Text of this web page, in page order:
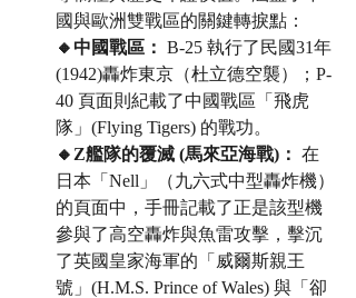
國與歐洲雙戰區的關鍵轉捩點：
🔸中國戰區： B-25 執行了民國31年
(1942)轟炸東京（杜立德空襲）；P-
40 頁面則紀載了中國戰區「飛虎
隊」(Flying Tigers) 的戰功。
🔸Z艦隊的覆滅 (馬來亞海戰)： 在
日本「Nell」（九六式中型轟炸機）
的頁面中，手冊記載了正是該型機
參與了高空轟炸與魚雷攻擊，擊沉
了英國皇家海軍的「威爾斯親王
號」(H.M.S. Prince of Wales) 與「卻